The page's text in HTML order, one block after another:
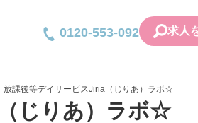
0120-553-092 求人
放課後等デイサービスJiria（じりあ）ラボ☆
じりあ）ラボ☆